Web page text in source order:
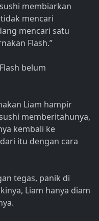
membiarkan
mencari
mencari satu
Flash.”
belum
Liam hampir
memberitahunya,
kembali ke
itu dengan cara
tegas, panik di
Liam hanya diam